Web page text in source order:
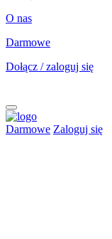
O nas
Darmowe
Dołącz / zaloguj się
Darmowe Zaloguj się